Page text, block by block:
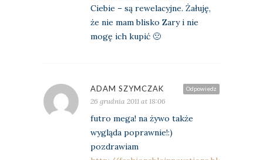
Ciebie – są rewelacyjne. Żałuję,
że nie mam blisko Zary i nie
mogę ich kupić 🙁
Odpowiedz
ADAM SZYMCZAK
26 grudnia 2011 at 18:06
futro mega! na żywo także
wygląda poprawnie!:)
pozdrawiam